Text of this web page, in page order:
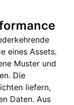
eines Assets.
Muster und
Die
liefern,
Daten. Aus